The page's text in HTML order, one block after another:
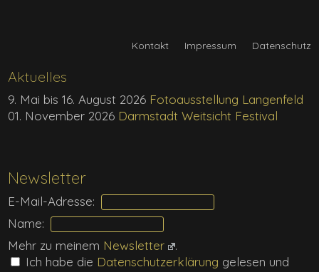
Newsletter
E-Mail-Adresse:
Name:
Mehr zu meinem Newsletter
.
Ich habe die Daten­schutz­erklärung gelesen und
Aktuelles
9. Mai bis 16. August 2026 Fotoausstellung Langenfeld
01. November 2026 Darmstadt Weitsicht Festival
Kontakt Impressum Datenschutz